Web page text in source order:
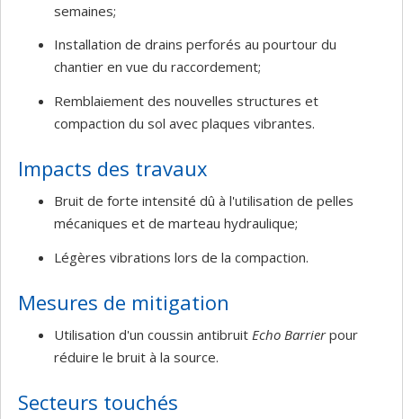
semaines;
Installation de drains perforés au pourtour du
chantier en vue du raccordement;
Remblaiement des nouvelles structures et
compaction du sol avec plaques vibrantes.
Impacts des travaux
Bruit de forte intensité dû à l'utilisation de pelles
mécaniques et de marteau hydraulique;
Légères vibrations lors de la compaction.
Mesures de mitigation
Utilisation d'un coussin antibruit Echo Barrierpour
réduire le bruit à la source.
Secteurs touchés